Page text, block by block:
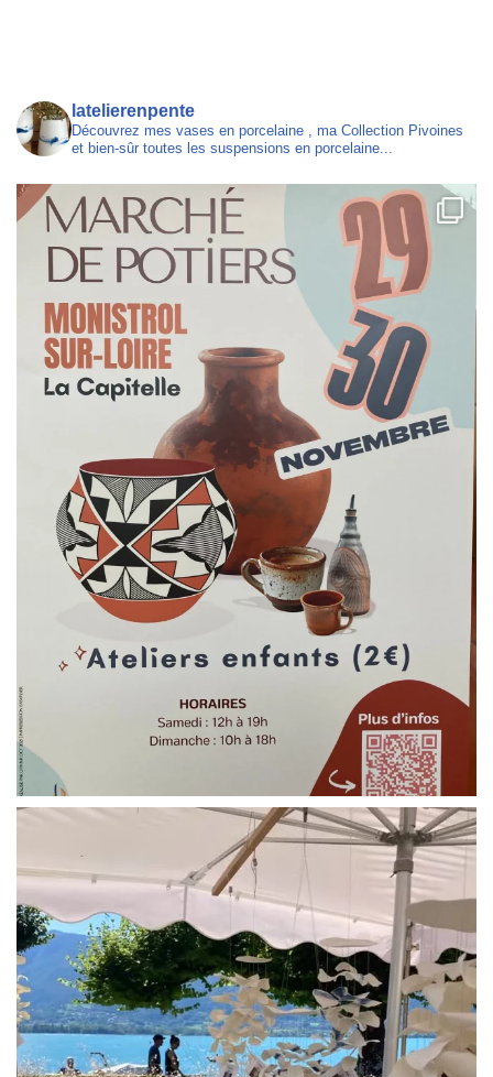
latelierenpente
Découvrez mes vases en porcelaine , ma Collection Pivoines
et bien-sûr toutes les suspensions en porcelaine...